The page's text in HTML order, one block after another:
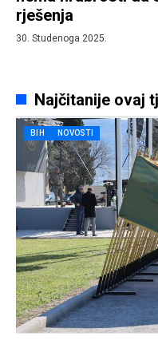
rješenja
30. Studenoga 2025.
Najčitanije ovaj
BIH NOVOSTI